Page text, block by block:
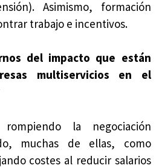
Asimismo, formación
trabajo e incentivos.
del impacto que están
multiservicios en el
la negociación
muchas de ellas, como
costes al reducir salarios